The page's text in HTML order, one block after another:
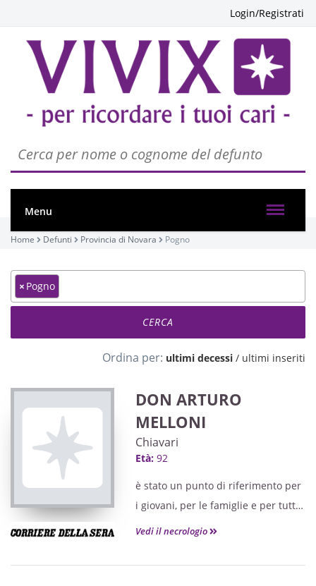
Login/Registrati
Menu
Home Defunti Provincia di Novara Pogno
× Pogno
Ordina per: ultimi decessi / ultimi inseriti
DON ARTURO
MELLONI
Chiavari
Età: 92
è stato un punto di riferimento per
i giovani, per le famiglie e per tutta
la comunità di Crusinallo e verrà
Vedi il necrologio